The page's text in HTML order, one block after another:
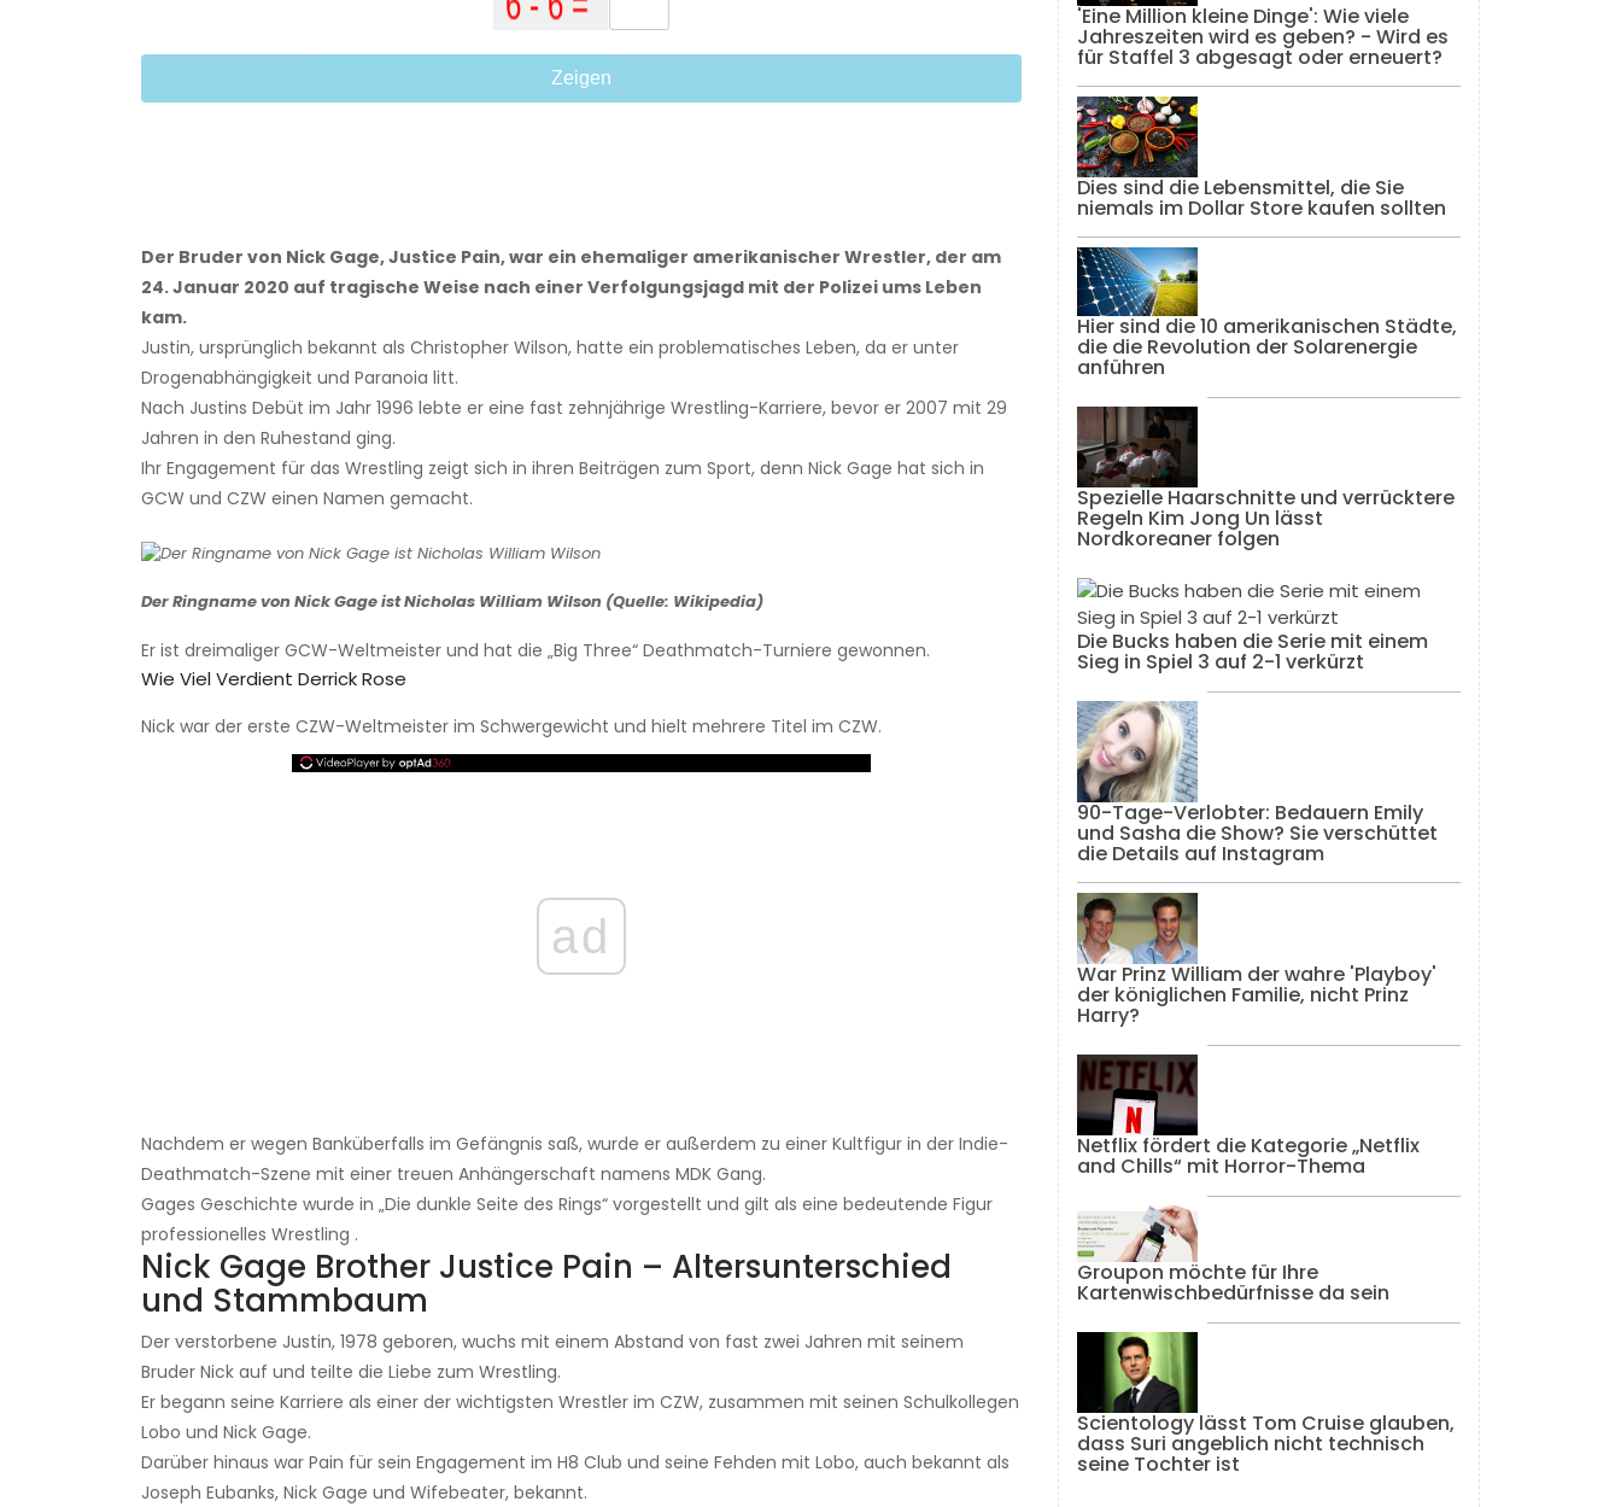
Zeigen
Der Bruder von Nick Gage, Justice Pain, war ein ehemaliger amerikanischer Wrestler, der am
24. Januar 2020 auf tragische Weise nach einer Verfolgungsjagd mit der Polizei ums Leben
kam.
Justin, ursprünglich bekannt als Christopher Wilson, hatte ein problematisches Leben, da er unter
Drogenabhängigkeit und Paranoia litt.
Nach Justins Debüt im Jahr 1996 lebte er eine fast zehnjährige Wrestling-Karriere, bevor er 2007 mit 29
Jahren in den Ruhestand ging.
Ihr Engagement für das Wrestling zeigt sich in ihren Beiträgen zum Sport, denn Nick Gage hat sich in
GCW und CZW einen Namen gemacht.
Der Ringname von Nick Gage ist Nicholas William Wilson (Quelle: Wikipedia)
Er ist dreimaliger GCW-Weltmeister und hat die „Big Three“ Deathmatch-Turniere gewonnen.
Wie Viel Verdient Derrick Rose
Nick war der erste CZW-Weltmeister im Schwergewicht und hielt mehrere Titel im CZW.
ad
Nachdem er wegen Banküberfalls im Gefängnis saß, wurde er außerdem zu einer Kultfigur in der Indie-
Deathmatch-Szene mit einer treuen Anhängerschaft namens MDK Gang.
Gages Geschichte wurde in „Die dunkle Seite des Rings“ vorgestellt und gilt als eine bedeutende Figur
professionelles Wrestling .
Nick Gage Brother Justice Pain – Altersunterschied
und Stammbaum
Der verstorbene Justin, 1978 geboren, wuchs mit einem Abstand von fast zwei Jahren mit seinem
Bruder Nick auf und teilte die Liebe zum Wrestling.
Er begann seine Karriere als einer der wichtigsten Wrestler im CZW, zusammen mit seinen Schulkollegen
Lobo und Nick Gage.
Darüber hinaus war Pain für sein Engagement im H8 Club und seine Fehden mit Lobo, auch bekannt als
Joseph Eubanks, Nick Gage und Wifebeater, bekannt.
'Eine Million kleine Dinge': Wie viele
Jahreszeiten wird es geben? - Wird es
für Staffel 3 abgesagt oder erneuert?
Dies sind die Lebensmittel, die Sie
niemals im Dollar Store kaufen sollten
Hier sind die 10 amerikanischen Städte,
die die Revolution der Solarenergie
anführen
Spezielle Haarschnitte und verrücktere
Regeln Kim Jong Un lässt
Nordkoreaner folgen
Die Bucks haben die Serie mit einem
Sieg in Spiel 3 auf 2-1 verkürzt
90-Tage-Verlobter: Bedauern Emily
und Sasha die Show? Sie verschüttet
die Details auf Instagram
War Prinz William der wahre 'Playboy'
der königlichen Familie, nicht Prinz
Harry?
Netflix fördert die Kategorie „Netflix
and Chills“ mit Horror-Thema
Groupon möchte für Ihre
Kartenwischbedürfnisse da sein
Scientology lässt Tom Cruise glauben,
dass Suri angeblich nicht technisch
seine Tochter ist